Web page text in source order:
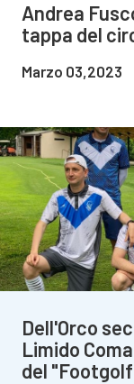
Andrea
tappa del
Marzo 03,2023
Dell'Orco
Limido
del